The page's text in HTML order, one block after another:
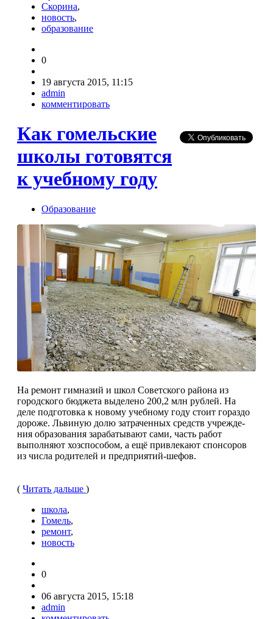
Скорина,
новость,
образование
0
19 августа 2015, 11:15
admin
комментировать
Как гомельские
школы готовятся
к учебному году
Образование
На ремонт гимназий и школ Советского райо­на из
городского бюдже­та выделено 200,2 млн рублей. На
деле подго­товка к новому учебному году стоит гораздо
доро­же. Львиную долю затра­ченных средств учрежде­
ния образования зараба­тывают сами, часть работ
выполняют хозспособом, а ещё привлекают спон­соров
из числа родителей и предприятий-шефов.
( Читать дальше )
школа,
Гомель,
ремонт,
новость
0
06 августа 2015, 15:18
admin